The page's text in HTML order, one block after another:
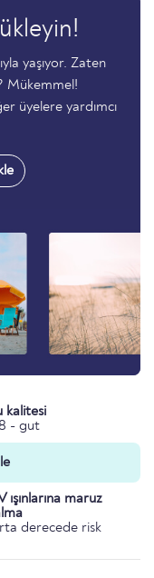
yaşıyor. Zaten
Mükemmel!
üyelere yardımcı
kalitesi
- gut
ışınlarına maruz
derecede risk